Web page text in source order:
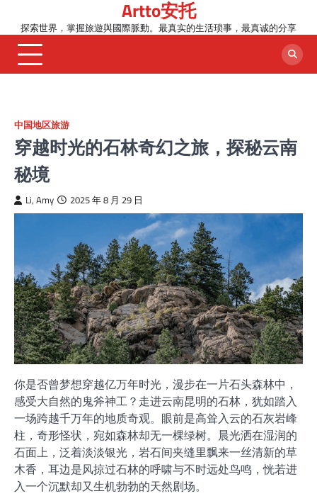
content
Artto安托
探索世界，掌握旅遊與國際脈動。最真实的生活琐事，最真诚的分享
中国地区旅游
穿越时光的石林奇幻之旅，探秘云南
秘境
Li, Amy 2025 年 8 月 29 日
你是否曾梦想穿越亿万年时光，漫步在一片石头森林中，
感受大自然的鬼斧神工？走进云南昆明的石林，犹如踏入
一场跨越千万年的地质奇观。眼前是高耸入云的石灰岩峰
柱，奇形怪状，宛如森林却无一棵绿树。晨光洒在湿润的
石面上，泛着淡淡银光，岩石间夹缝里飘来一丝清新的草
木香，耳边是风掠过石林的呼啸与不时远处鸟鸣，恍若进
入一个沉默却又生机勃勃的天然剧场。